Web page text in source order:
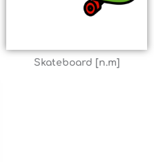
Skateboard [n.m]